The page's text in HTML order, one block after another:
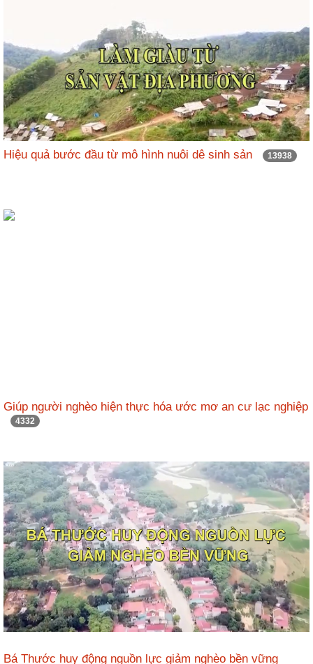
Hiệu quả bước đầu từ mô hình nuôi dê sinh sản 13938
Giúp người nghèo hiện thực hóa ước mơ an cư lạc nghiệp
4332
Bá Thước huy động nguồn lực giảm nghèo bền vững